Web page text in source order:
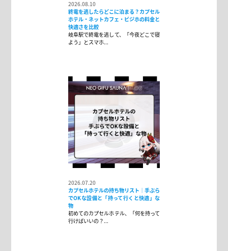
2026.08.10
終電を逃したらどこに泊まる？カプセル
ホテル・ネットカフェ・ビジホの料金と
快適さを比較
岐阜駅で終電を逃して、「今夜どこで寝
よう」とスマホ...
2026.07.20
カプセルホテルの持ち物リスト｜手ぶら
でOKな設備と「持って行くと快適」な
物
初めてのカプセルホテル、「何を持って
行けばいいの？...